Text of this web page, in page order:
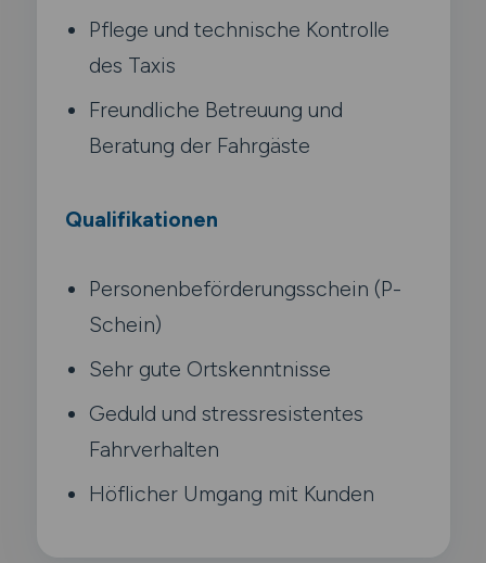
Pflege und technische Kontrolle
des Taxis
Freundliche Betreuung und
Beratung der Fahrgäste
Qualifikationen
Personenbeförderungsschein (P-
Schein)
Sehr gute Ortskenntnisse
Geduld und stressresistentes
Fahrverhalten
Höflicher Umgang mit Kunden